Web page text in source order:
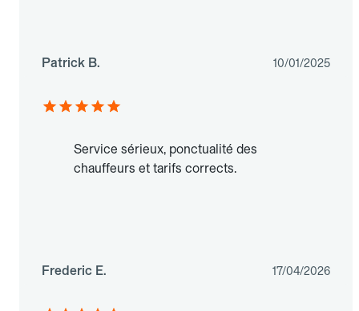
Patrick B. 10/01/2025
Service sérieux, ponctualité des
chauffeurs et tarifs corrects.
Frederic E. 17/04/2026